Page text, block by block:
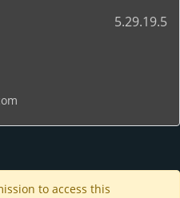
5.29.19.5
to access this